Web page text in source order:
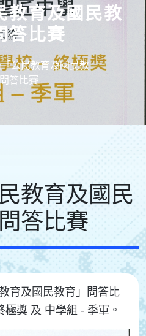
教育及國民教
答比賽
公民教育及國民教
答比賽
教育及國民
答比賽
育及國民教育」問答比
獎 及 中學組 - 季軍。